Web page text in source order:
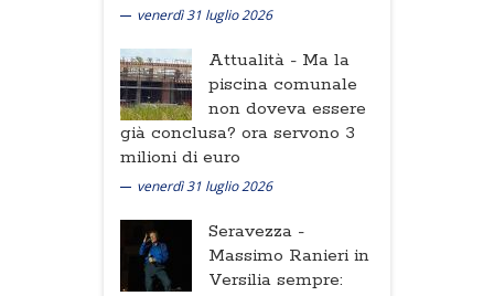
venerdì 31 luglio 2026
Attualità - Ma la
piscina comunale
non doveva essere
già conclusa? ora servono 3
milioni di euro
venerdì 31 luglio 2026
Seravezza -
Massimo Ranieri in
Versilia sempre: